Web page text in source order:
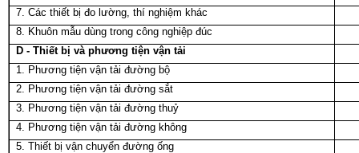
7. Các thiết bị đo lường, thí nghiệm khác
8. Khuôn mẫu dùng trong công nghiệp đúc
D - Thiết bị và phương tiện vận tải
1. Phương tiện vận tải đường bộ
2. Phương tiện vận tải đường sắt
3. Phương tiện vận tải đường thuỷ
4. Phương tiện vận tải đường không
5. Thiết bị vận chuyển đường ống